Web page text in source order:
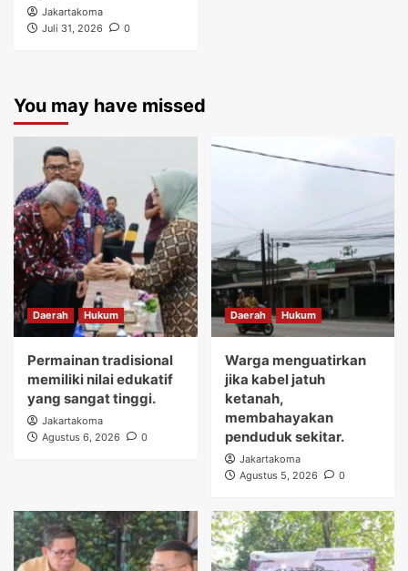
Jakartakoma
Juli 31, 2026
0
You may have missed
Daerah Hukum
Permainan tradisional
memiliki nilai edukatif
yang sangat tinggi.
Jakartakoma
Agustus 6, 2026
0
Daerah Hukum
Warga menguatirkan
jika kabel jatuh
ketanah,
membahayakan
penduduk sekitar.
Jakartakoma
Agustus 5, 2026
0